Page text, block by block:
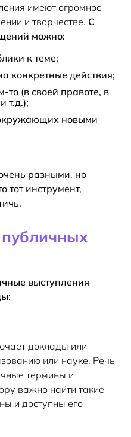
имеют огромное
и творчестве. С
можно:
к теме;
конкретные действия;
то (в своей правоте, в
т.д.);
новыми
разными, но
тот инструмент,
выступления
доклады или
или науке. Речь
термины и
важно найти такие
и доступны его